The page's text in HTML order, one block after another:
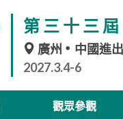
第三十三
廣州 中國進
2027.3.4-6
觀眾參觀